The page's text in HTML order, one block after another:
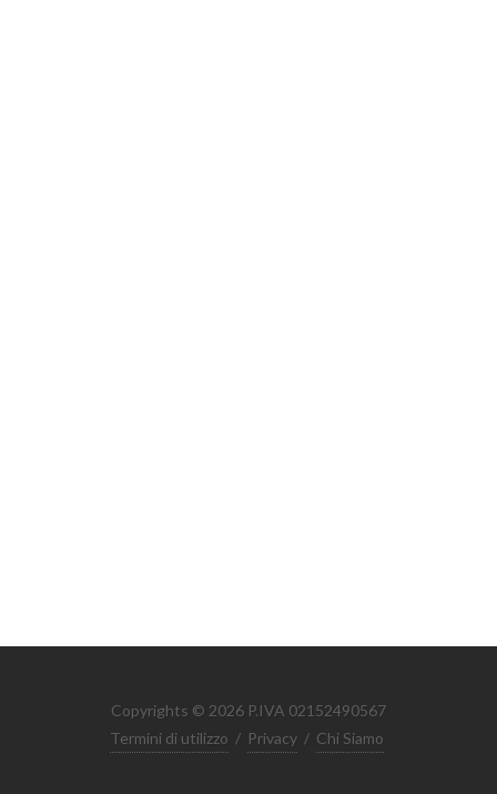
Copyrights © 2026 P.IVA 02152490567
Termini di utilizzo / Privacy / Chi Siamo